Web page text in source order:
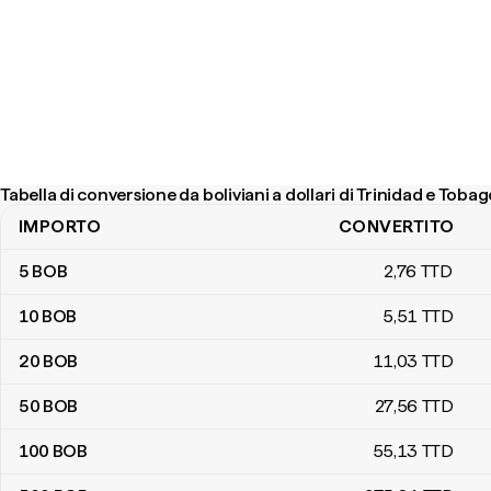
Tabella di conversione da boliviani a dollari di Trinidad e
Tabella di conversione da boliviani a dollari di Trinidad e Tobago
IMPORTO CONVERTITO
5 BOB 2,76 TTD
10 BOB 5,51 TTD
20 BOB 11,03 TTD
50 BOB 27,56 TTD
100 BOB 55,13 TTD